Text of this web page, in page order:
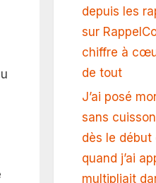
depuis les
sur
chiffre à
de tout
J’ai posé
sans
dès le début
quand j’ai
multipliait